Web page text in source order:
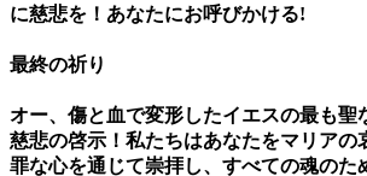
に慈悲を！あなたにお呼びかける!
最終の祈り
オー、傷と血で変形したイエスの最も聖
慈悲の啓示！私たちはあなたをマリアの
罪な心を通じて崇拝し、すべての魂のた